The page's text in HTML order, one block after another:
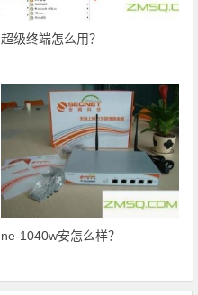
超级终端怎么用？
ne-1040w安怎么样？